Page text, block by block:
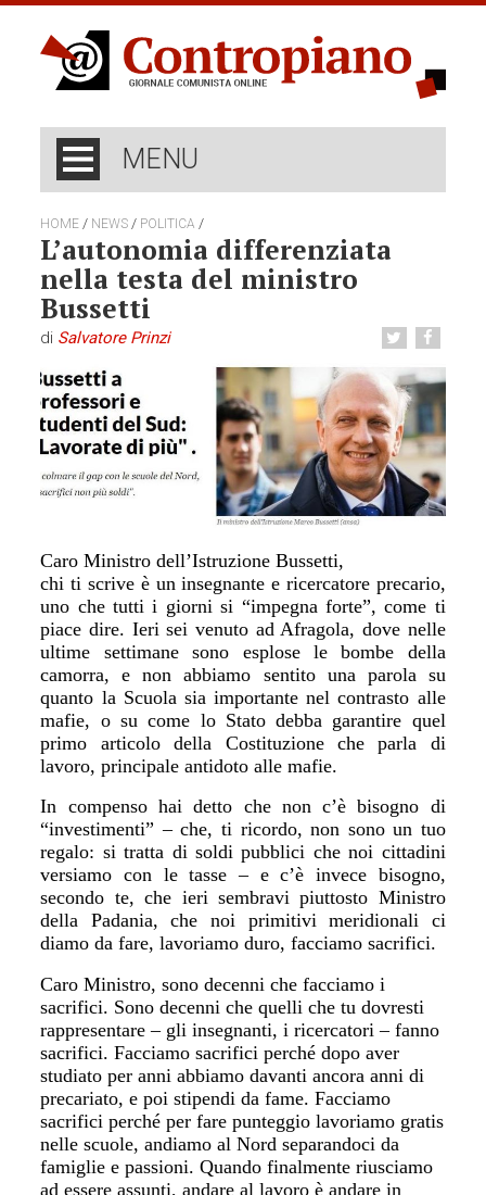
MENU
HOME / NEWS / POLITICA /
L’autonomia differenziata
nella testa del ministro
Bussetti
di Salvatore Prinzi
Caro Ministro dell’Istruzione Bussetti,
chi ti scrive è un insegnante e ricercatore precario,
uno che tutti i giorni si “impegna forte”, come ti
piace dire. Ieri sei venuto ad Afragola, dove nelle
ultime settimane sono esplose le bombe della
camorra, e non abbiamo sentito una parola su
quanto la Scuola sia importante nel contrasto alle
mafie, o su come lo Stato debba garantire quel
primo articolo della Costituzione che parla di
lavoro, principale antidoto alle mafie.
In compenso hai detto che non c’è bisogno di
“investimenti” – che, ti ricordo, non sono un tuo
regalo: si tratta di soldi pubblici che noi cittadini
versiamo con le tasse – e c’è invece bisogno,
secondo te, che ieri sembravi piuttosto Ministro
della Padania, che noi primitivi meridionali ci
diamo da fare, lavoriamo duro, facciamo sacrifici.
Caro Ministro, sono decenni che facciamo i
sacrifici. Sono decenni che quelli che tu dovresti
rappresentare – gli insegnanti, i ricercatori – fanno
sacrifici. Facciamo sacrifici perché dopo aver
studiato per anni abbiamo davanti ancora anni di
precariato, e poi stipendi da fame. Facciamo
sacrifici perché per fare punteggio lavoriamo gratis
nelle scuole, andiamo al Nord separandoci da
famiglie e passioni. Quando finalmente riusciamo
ad essere assunti, andare al lavoro è andare in